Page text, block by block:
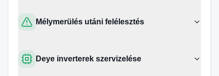
Mélymerülés utáni felélesztés
Deye inverterek szervizelése